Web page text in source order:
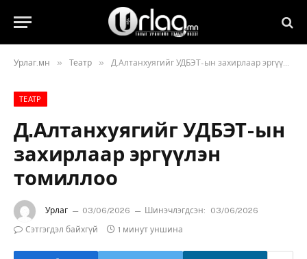
Урлаг.мн » Театр » Д.Алтанхуягийг УДБЭТ-ын захирлаар эргүүлэн томиллоо
ТЕАТР
Д.Алтанхуягийг УДБЭТ-ын
захирлаар эргүүлэн
томиллоо
Урлаг 03/06/2026 Шинэчлэгдсэн:
03/06/2026
Сэтгэгдэл байхгүй
1 минут уншина